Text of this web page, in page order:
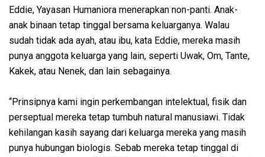
Eddie, Yayasan Humaniora menerapkan non-panti. Anak-
anak binaan tetap tinggal bersama keluarganya. Walau
sudah tidak ada ayah, atau ibu, kata Eddie, mereka masih
punya anggota keluarga yang lain, seperti Uwak, Om, Tante,
Kakek, atau Nenek, dan lain sebagainya.
“Prinsipnya kami ingin perkembangan intelektual, fisik dan
perseptual mereka tetap tumbuh natural manusiawi. Tidak
kehilangan kasih sayang dari keluarga mereka yang masih
punya hubungan biologis. Sebab mereka tetap tinggal di